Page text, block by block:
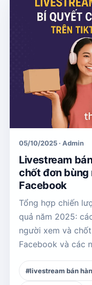
05/10/2025 · Admin
Livestream
chốt đơn bùng
Facebook
Tổng hợp chiến
quả năm 2025:
người xem và
Facebook và các
#livestream bán